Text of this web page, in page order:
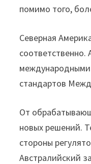
помимо того,
Северная
международными
стандартов
От
новых решений.
стороны
Австралийский